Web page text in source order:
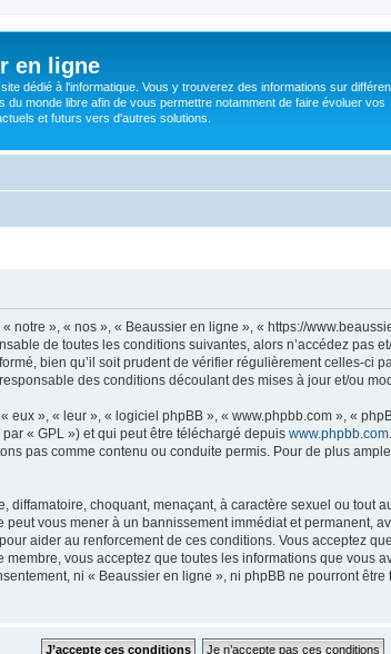
en ligne
dédié à l'informatique. Vous y trouverez des informations sur
du monde libre afin de vous permettre notamment de faire évoluer vos
et futurs vers d'autres solutions.
», « nos », « Beaussier en ligne », « https://
de toutes les conditions suivantes, alors n’accédez pas
bien qu’il soit prudent de vérifier régulièrement celles-ci
des conditions découlant des mises à jour et/ou
», « leur », « logiciel phpBB », « www.phpbb.com », «
« GPL ») et qui peut être téléchargé depuis www.phpbb.com
pas comme contenu ou conduite permis. Pour de plus
choquant, menaçant, à caractère sexuel ou tout
vous mener à un bannissement immédiat et permanent,
aider au renforcement de ces conditions. Vous acceptez
vous acceptez que toutes les informations que vous
ni « Beaussier en ligne », ni phpBB ne pourront